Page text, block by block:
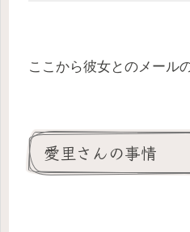
ここから彼女とのメール
愛里さんの事情